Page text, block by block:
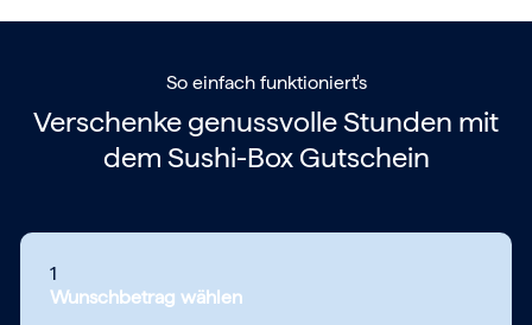
So einfach funktioniert's
Verschenke genussvolle Stunden mit
dem Sushi-Box Gutschein
1
Wunschbetrag wählen